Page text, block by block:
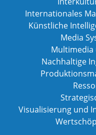
Internationales
Künstliche
Media
Nachhaltige
Visualisierung und